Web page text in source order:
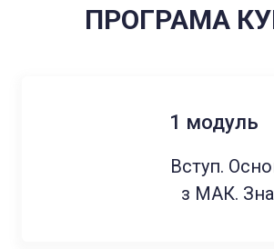
ПРОГРАМА
1 модуль
Вступ.
з МАК.